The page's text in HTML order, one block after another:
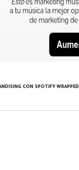
CON SPOTIFY WRAPPED